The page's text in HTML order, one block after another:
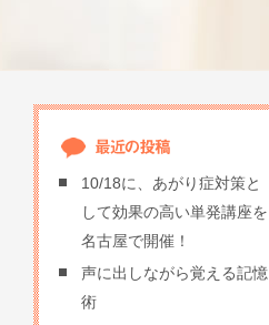
10/18に、あがり症対策と
して効果の高い単発講座を
名古屋で開催！
声に出しながら覚える記憶
術